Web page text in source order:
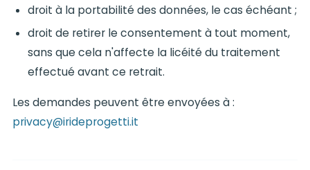
droit à la portabilité des données, le cas échéant ;
droit de retirer le consentement à tout moment,
sans que cela n'affecte la licéité du traitement
effectué avant ce retrait.
Les demandes peuvent être envoyées à :
privacy@irideprogetti.it